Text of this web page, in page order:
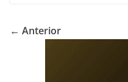
← Anterior